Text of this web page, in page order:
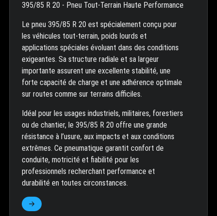
395/85 R 20 - Pneu Tout-Terrain Haute Performance
Le pneu 395/85 R 20 est spécialement conçu pour
les véhicules tout-terrain, poids lourds et
applications spéciales évoluant dans des conditions
exigeantes. Sa structure radiale et sa largeur
importante assurent une excellente stabilité, une
forte capacité de charge et une adhérence optimale
sur routes comme sur terrains difficiles.
Idéal pour les usages industriels, militaires, forestiers
ou de chantier, le 395/85 R 20 offre une grande
résistance à l’usure, aux impacts et aux conditions
extrêmes. Ce pneumatique garantit confort de
conduite, motricité et fiabilité pour les
professionnels recherchant performance et
durabilité en toutes circonstances.